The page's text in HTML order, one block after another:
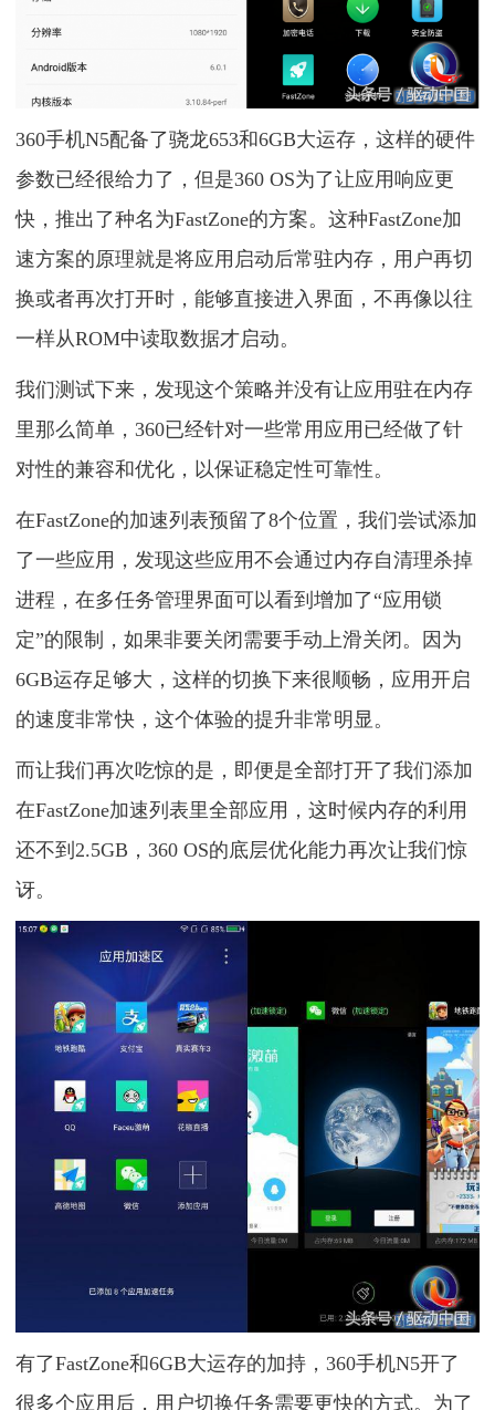
360手机N5配备了骁龙653和6GB大运存，这样的硬件
参数已经很给力了，但是360 OS为了让应用响应更
快，推出了种名为FastZone的方案。这种FastZone加
速方案的原理就是将应用启动后常驻内存，用户再切
换或者再次打开时，能够直接进入界面，不再像以往
一样从ROM中读取数据才启动。
我们测试下来，发现这个策略并没有让应用驻在内存
里那么简单，360已经针对一些常用应用已经做了针
对性的兼容和优化，以保证稳定性可靠性。
在FastZone的加速列表预留了8个位置，我们尝试添加
了一些应用，发现这些应用不会通过内存自清理杀掉
进程，在多任务管理界面可以看到增加了“应用锁
定”的限制，如果非要关闭需要手动上滑关闭。因为
6GB运存足够大，这样的切换下来很顺畅，应用开启
的速度非常快，这个体验的提升非常明显。
而让我们再次吃惊的是，即便是全部打开了我们添加
在FastZone加速列表里全部应用，这时候内存的利用
还不到2.5GB，360 OS的底层优化能力再次让我们惊
讶。
有了FastZone和6GB大运存的加持，360手机N5开了
很多个应用后，用户切换任务需要更快的方式。为了